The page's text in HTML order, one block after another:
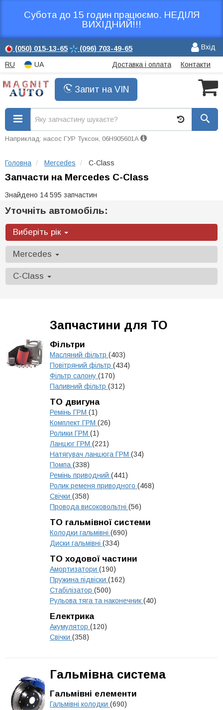
Субота до 15 годин працюємо. НЕДІЛЯ
ВИХІДНИЙ!!!
(050) 015-13-65 (096) 703-49-65 Вхід
RU UA Доставка і оплата Контакти
Запит на VIN
Наприклад: насос ГУР Туксон, 06H905601A
Головна Mercedes C-Class
Запчасти на Mercedes C-Class
Знайдено 14 595 запчастин
Уточніть автомобіль:
Виберіть рік
Mercedes
C-Class
Запчастини для ТО
Фільтри
Масляний фільтр (403)
Повітряний фільтр (434)
Фільтр салону (170)
Паливний фільтр (312)
ТО двигуна
Ремінь ГРМ (1)
Комплект ГРМ (26)
Ролики ГРМ (1)
Ланцюг ГРМ (221)
Натягувач ланцюга ГРМ (34)
Помпа (338)
Ремінь приводний (441)
Ролик ременя приводного (468)
Свічки (358)
Провода високовольтні (56)
ТО гальмівної системи
Колодки гальмівні (690)
Диски гальмівні (334)
ТО ходової частини
Амортизатори (190)
Пружина підвіски (162)
Стабілізатор (500)
Рульова тяга та наконечник (40)
Електрика
Акумулятор (120)
Свічки (358)
Гальмівна система
Гальмівні елементи
Гальмівні колодки (690)